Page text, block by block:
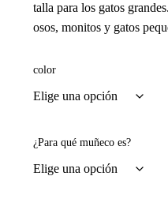
talla para los gatos
osos, monitos y gatos
color
¿Para qué muñeco es?